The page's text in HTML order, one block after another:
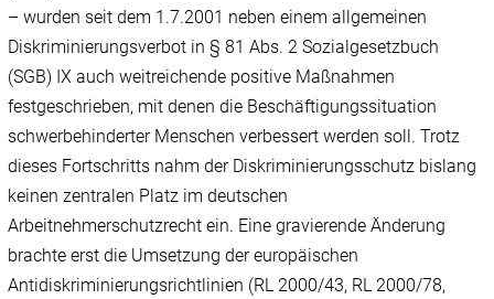
– wurden seit dem 1.7.2001 neben einem allgemeinen
Diskriminierungsverbot in § 81 Abs. 2 Sozialgesetzbuch
(SGB) IX auch weitreichende positive Maßnahmen
festgeschrieben, mit denen die Beschäftigungssituation
schwerbehinderter Menschen verbessert werden soll. Trotz
dieses Fortschritts nahm der Diskriminierungsschutz bislang
keinen zentralen Platz im deutschen
Arbeitnehmerschutzrecht ein. Eine gravierende Änderung
brachte erst die Umsetzung der europäischen
Antidiskriminierungsrichtlinien (RL 2000/43, RL 2000/78,